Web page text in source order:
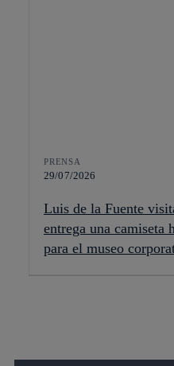
PRENSA
29/07/2026
Luis de la Fuente
entrega una camiseta
para el museo